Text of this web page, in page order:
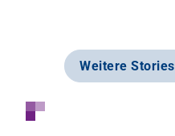
Weitere Stories